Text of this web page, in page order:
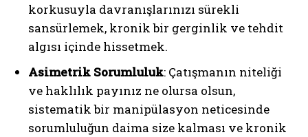
korkusuyla davranışlarınızı sürekli
sansürlemek, kronik bir gerginlik ve tehdit
algısı içinde hissetmek.
Asimetrik Sorumluluk: Çatışmanın niteliği
ve haklılık payınız ne olursa olsun,
sistematik bir manipülasyon neticesinde
sorumluluğun daima size kalması ve kronik